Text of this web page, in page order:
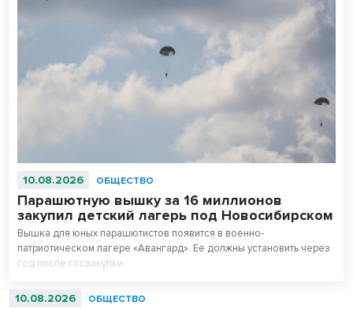
10.08.2026 ОБЩЕСТВО
Парашютную вышку за 16 миллионов
закупил детский лагерь под Новосибирском
Вышка для юных парашютистов появится в военно-
патриотическом лагере «Авангард». Ее должны установить через
год после госзакупки.
10.08.2026 ОБЩЕСТВО